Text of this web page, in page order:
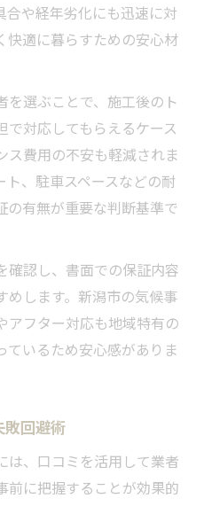
合や経年劣化にも迅速に対
快適に暮らすための安心材
を選ぶことで、施工後のト
で対応してもらえるケース
ス費用の不安も軽減されま
、駐車スペースなどの耐
の有無が重要な判断基準で
確認し、書面での保証内容
めします。新潟市の気候事
アフター対応も地域特有の
ているため安心感がありま
敗回避術
は、口コミを活用して業者
前に把握することが効果的